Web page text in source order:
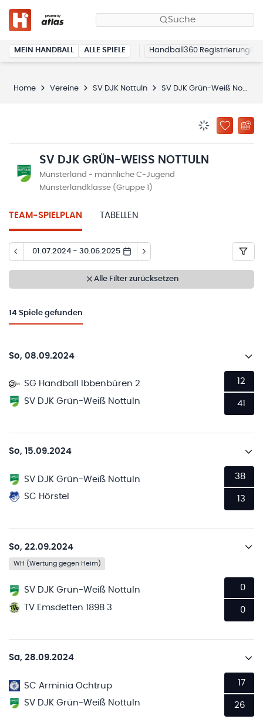
Suche
MEIN HANDBALL ALLE SPIELE Handball360 Registrierung
Home Vereine SV DJK Nottuln SV DJK Grün-Weiß Nottuln
ZU
SV DJK GRÜN-WEISS NOTTULN
Münsterland - männliche C-Jugend
Münsterlandklasse (Gruppe 1)
TEAM-SPIELPLAN TABELLEN
01.07.2024 - 30.06.2025
Alle Filter zurücksetzen
14 Spiele gefunden
So, 08.09.2024
SG Handball Ibbenbüren 2
SV DJK Grün-Weiß Nottuln
12
41
So, 15.09.2024
SV DJK Grün-Weiß Nottuln
SC Hörstel
38
13
So, 22.09.2024
WH (Wertung gegen Heim)
SV DJK Grün-Weiß Nottuln
TV Emsdetten 1898 3
0
0
Sa, 28.09.2024
SC Arminia Ochtrup
SV DJK Grün-Weiß Nottuln
17
26